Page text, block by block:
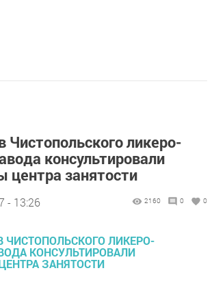
Чистопольского ликеро-
консультировали
центра занятости
- 13:26 2160 0 0